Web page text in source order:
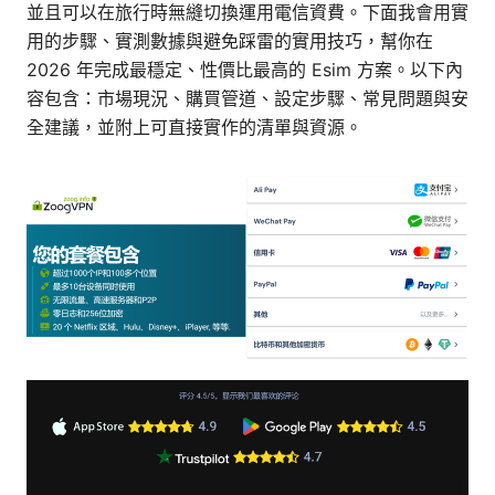
並且可以在旅行時無縫切換運用電信資費。下面我會用實
用的步驟、實測數據與避免踩雷的實用技巧，幫你在
2026 年完成最穩定、性價比最高的 Esim 方案。以下內
容包含：市場現況、購買管道、設定步驟、常見問題與安
全建議，並附上可直接實作的清單與資源。